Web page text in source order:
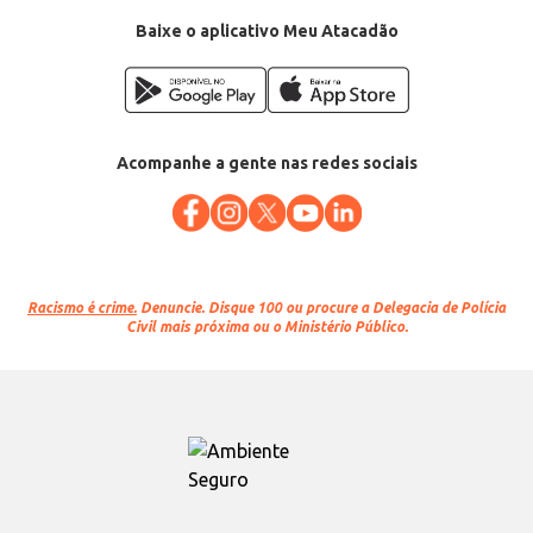
Baixe o aplicativo Meu Atacadão
Acompanhe a gente nas redes sociais
Racismo é crime. Denuncie. Disque 100 ou procure a Delegacia de Polícia
Civil mais próxima ou o Ministério Público.